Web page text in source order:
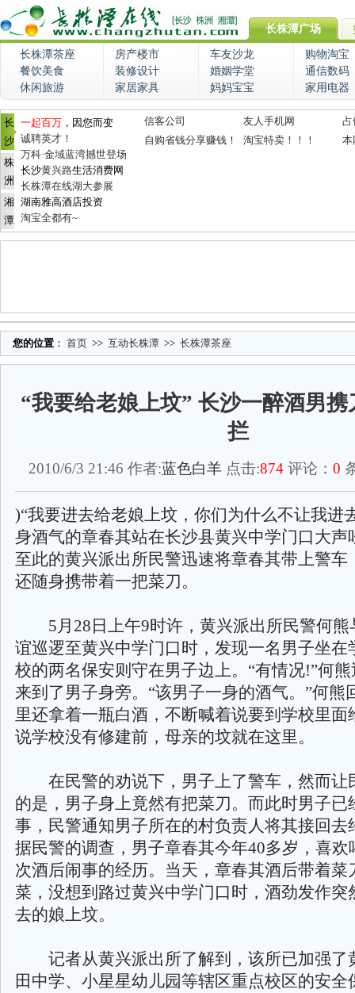
长株潭广场
长株潭茶座 房产楼市 车友沙龙
购物淘宝
餐饮美食
装修设计 婚姻学堂
通信数码
休闲旅游
家居家具 妈妈宝宝 家用电器
长
沙
株
洲
湘
潭
一起百万 ，因您而变
诚聘英才！
万科·金域蓝湾撼世登场
长沙黄兴路生活消费网
长株潭在线湖大参展
湖南雅高酒店投资
淘宝全都有~
信客公司 友人手机网
占
自购省钱分享赚钱！
淘宝特卖！！！ 本
您的位置 ： 首页 >> 互动长株潭 >> 长株潭茶座
“我要给老娘上坟” 长沙一醉酒男
拦
2010/6/3 21:46 作者:蓝色白羊 点击:874 评论： 0
)“我要进去给老娘上坟，你们为什么不让我进
身酒气的章春其站在长沙县黄兴中学门口大声
至此的黄兴派出所民警迅速将章春其带上警车
还随身携带着一把菜刀。
5月28日上午9时许，黄兴派出所民警何熊
谊巡逻至黄兴中学门口时，发现一名男子坐在
校的两名保安则守在男子边上。“有情况!”何
来到了男子身旁。“该男子一身的酒气。”何熊
里还拿着一瓶白酒，不断喊着说要到学校里面
说学校没有修建前，母亲的坟就在这里。
在民警的劝说下，男子上了警车，然而让
的是，男子身上竟然有把菜刀。而此时男子已
事，民警通知男子所在的村负责人将其接回去
据民警的调查，男子章春其今年40多岁，喜欢
次酒后闹事的经历。当天，章春其酒后带着菜
菜，没想到路过黄兴中学门口时，酒劲发作突
去的娘上坟。
记者从黄兴派出所了解到，该所已加强了
田中学、小星星幼儿园等辖区重点校区的安全